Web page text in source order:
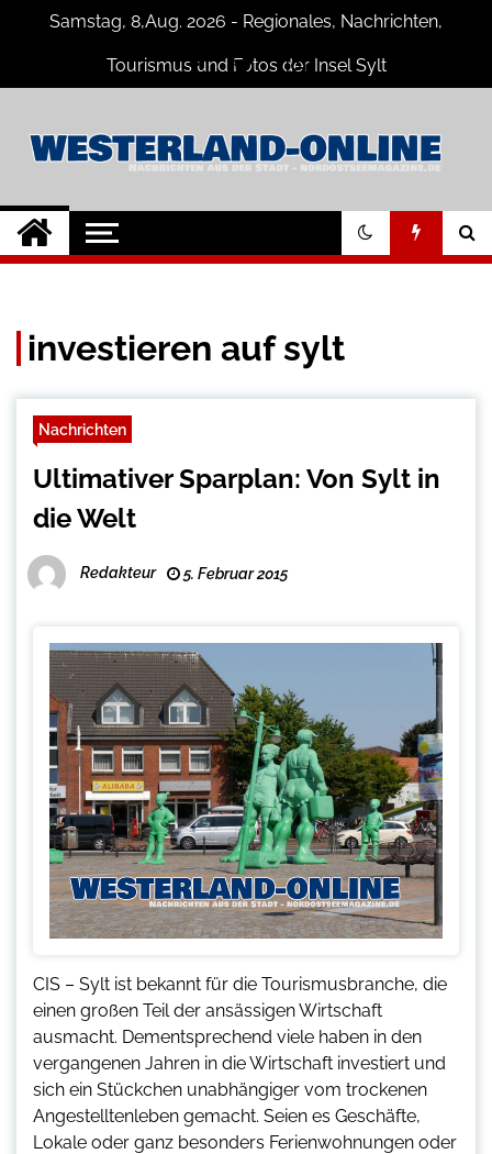
Samstag, 8,Aug. 2026 - Regionales, Nachrichten,
Tourismus und Fotos der Insel Sylt
Westerland-online
Neuigkeiten und Nachrichten von der
Insel Sylt und Westerland
investieren auf sylt
Nachrichten
Ultimativer Sparplan: Von Sylt in
die Welt
Redakteur 5. Februar 2015
CIS – Sylt ist bekannt für die Tourismusbranche, die
einen großen Teil der ansässigen Wirtschaft
ausmacht. Dementsprechend viele haben in den
vergangenen Jahren in die Wirtschaft investiert und
sich ein Stückchen unabhängiger vom trockenen
Angestelltenleben gemacht. Seien es Geschäfte,
Lokale oder ganz besonders Ferienwohnungen oder